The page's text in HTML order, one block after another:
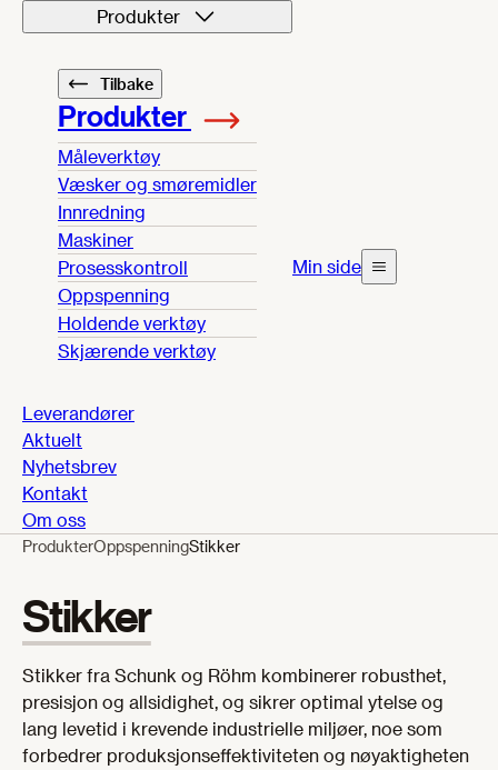
Produkter
Tilbake
Produkter
Måleverktøy
Væsker og smøremidler
Innredning
Maskiner
Prosesskontroll
Oppspenning
Holdende verktøy
Skjærende verktøy
Leverandører
Aktuelt
Nyhetsbrev
Kontakt
Om oss
Min side
ProdukterOppspenningStikker
Stikker
Stikker fra Schunk og Röhm kombinerer robusthet,
presisjon og allsidighet, og sikrer optimal ytelse og
lang levetid i krevende industrielle miljøer, noe som
forbedrer produksjonseffektiviteten og nøyaktigheten